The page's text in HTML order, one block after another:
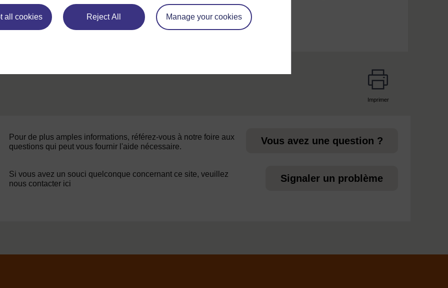
all cookies Reject All Manage your cookies
programme de formation]
Imprimer
Pour de plus amples informations, référez-vous à notre foire aux
questions qui peut vous fournir l'aide nécessaire.
Vous avez une question ?
Si vous avez un souci quelconque concernant ce site, veuillez
nous contacter ici
Signaler un problème